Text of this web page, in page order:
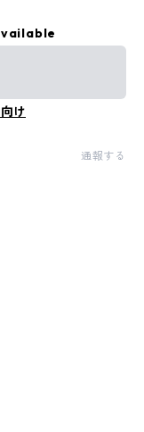
け
通報する